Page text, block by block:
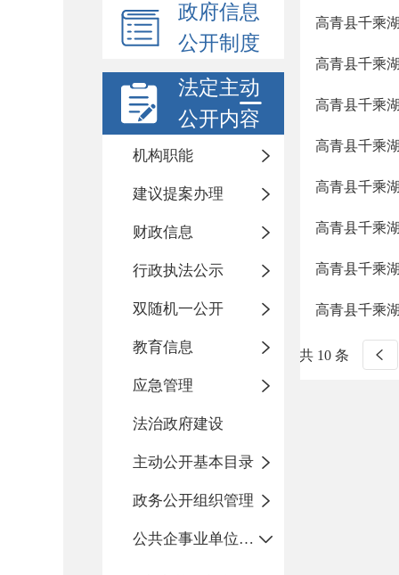
政府信息
公开制度
法定主动
公开内容
机构职能
建议提案办理
财政信息
行政执法公示
双随机一公开
教育信息
应急管理
法治政府建设
主动公开基本目录
政务公开组织管理
公共企事业单位信息公开
高青县千乘
高青县千乘
高青县千乘
高青县千乘
高青县千乘
高青县千乘
高青县千乘
高青县千乘
共 10 条